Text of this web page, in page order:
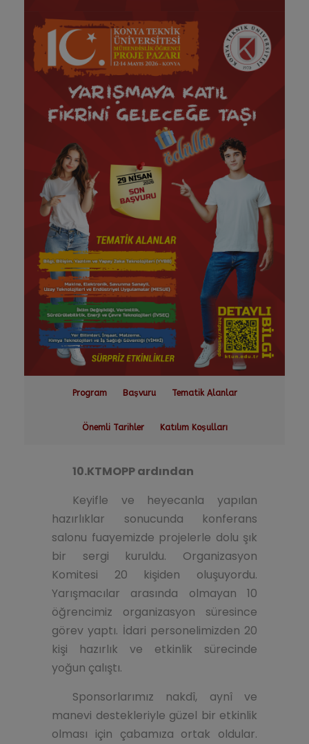
Program Başvuru Tematik Alanlar
Önemli Tarihler Katılım Koşulları
10.KTMOPP ardından
Keyifle ve heyecanla yapılan
hazırlıklar sonucunda konferans
salonu fuayemizde projelerle dolu şık
bir sergi kuruldu. Organizasyon
Komitesi 20 kişiden oluşuyordu.
Yarışmacılar arasında olmayan 10
öğrencimiz organizasyon süresince
görev yaptı. İdari personelimizden 20
kişi hazırlık ve etkinlik sürecinde
yoğun çalıştı.
Sponsorlarımız nakdî, aynî ve
manevi destekleriyle güzel bir etkinlik
olması için çabamıza ortak oldular.